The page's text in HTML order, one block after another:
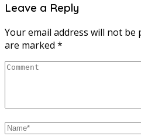
Leave a Reply
Your email address will not be
are marked *